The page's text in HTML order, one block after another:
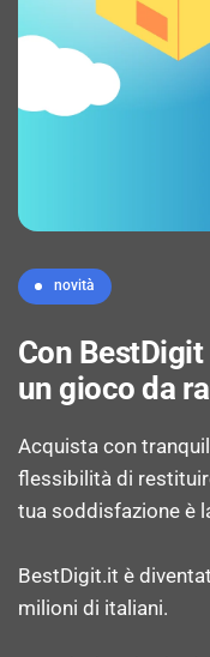
ARCHIVIAZIONE
Memoria utente:
Capacità della
Capacità
Tipi schede di
Memoria
Dimensione del
novità
Con
un gioco da
Acquista con
flessibilità di
tua soddisfazione è
BestDigit.it è
milioni di italiani.